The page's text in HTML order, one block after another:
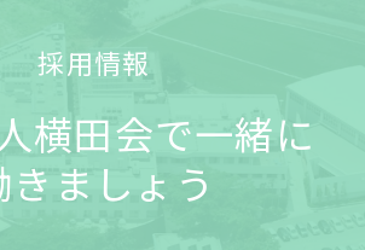
採用情報
横田会で一緒に
きましょう